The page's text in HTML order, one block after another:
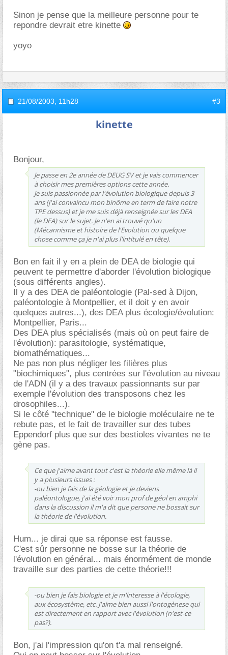
Sinon je pense que la meilleure personne pour te
repondre devrait etre kinette
yoyo
21/08/2003, 11h28 #3
kinette
Bonjour,
Je passe en 2e année de DEUG SV et je vais commencer
à choisir mes premières options cette année.
Je suis passionnée par l'évolution biologique depuis 3
ans (j'ai convaincu mon binôme en term de faire notre
TPE dessus) et je me suis déjà renseignée sur les DEA
(le DEA) sur le sujet. Je n'en ai trouvé qu'un
(Mécannisme et histoire de l'Evolution ou quelque
chose comme ça je n'ai plus l'intitulé en tête).
Bon en fait il y en a plein de DEA de biologie qui
peuvent te permettre d'aborder l'évolution biologique
(sous différents angles).
Il y a des DEA de paléontologie (Pal-sed à Dijon,
paléontologie à Montpellier, et il doit y en avoir
quelques autres...), des DEA plus écologie/évolution:
Montpellier, Paris...
Des DEA plus spécialisés (mais où on peut faire de
l'évolution): parasitologie, systématique,
biomathématiques...
Ne pas non plus négliger les filières plus
"biochimiques", plus centrées sur l'évolution au niveau
de l'ADN (il y a des travaux passionnants sur par
exemple l'évolution des transposons chez les
drosophiles...).
Si le côté "technique" de le biologie moléculaire ne te
rebute pas, et le fait de travailler sur des tubes
Eppendorf plus que sur des bestioles vivantes ne te
gène pas.
Ce que j'aime avant tout c'est la théorie elle même là il
y a plusieurs issues :
-ou bien je fais de la géologie et je deviens
paléontologue, j'ai été voir mon prof de géol en amphi
dans la discussion il m'a dit que persone ne bossait sur
la théorie de l'évolution.
Hum... je dirai que sa réponse est fausse.
C'est sûr personne ne bosse sur la théorie de
l'évolution en général... mais énormément de monde
travaille sur des parties de cette théorie!!!
-ou bien je fais biologie et je m'interesse à l'écologie,
aux écosystème, etc. J'aime bien aussi l'ontogènese qui
est directement en rapport avec l'évolution (n'est-ce
pas?).
Bon, j'ai l'impression qu'on t'a mal renseigné.